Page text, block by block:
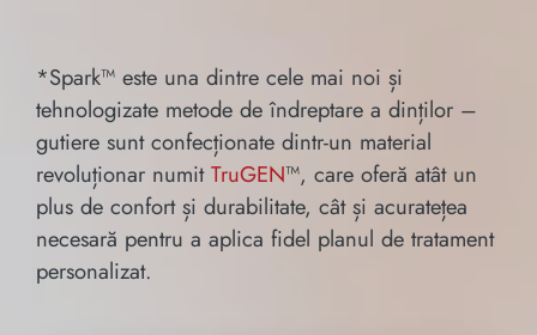
*Spark™ este una dintre cele mai noi și
tehnologizate metode de îndreptare a dinților –
gutiere sunt confecționate dintr-un material
revoluționar numitTruGEN™, care oferă atât un
plus de confort și durabilitate, cât și acuratețea
necesară pentru a aplica fidel planul de tratament
personalizat.